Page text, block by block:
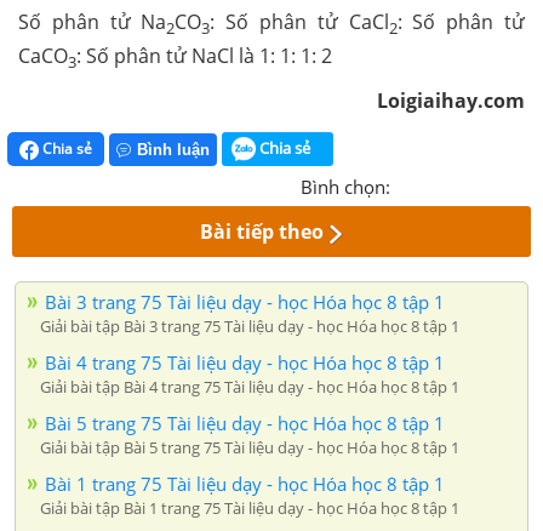
Số phân tử Na2CO3: Số phân tử CaCl2: Số phân tử
CaCO3: Số phân tử NaCl là 1: 1: 1: 2
Loigiaihay.com
Chia sẻ Bình luận Chia sẻ
Bình chọn:
Bài tiếp theo
Bài 3 trang 75 Tài liệu dạy - học Hóa học 8 tập 1
Giải bài tập Bài 3 trang 75 Tài liệu dạy - học Hóa học 8 tập 1
Bài 4 trang 75 Tài liệu dạy - học Hóa học 8 tập 1
Giải bài tập Bài 4 trang 75 Tài liệu dạy - học Hóa học 8 tập 1
Bài 5 trang 75 Tài liệu dạy - học Hóa học 8 tập 1
Giải bài tập Bài 5 trang 75 Tài liệu dạy - học Hóa học 8 tập 1
Bài 1 trang 75 Tài liệu dạy - học Hóa học 8 tập 1
Giải bài tập Bài 1 trang 75 Tài liệu dạy - học Hóa học 8 tập 1